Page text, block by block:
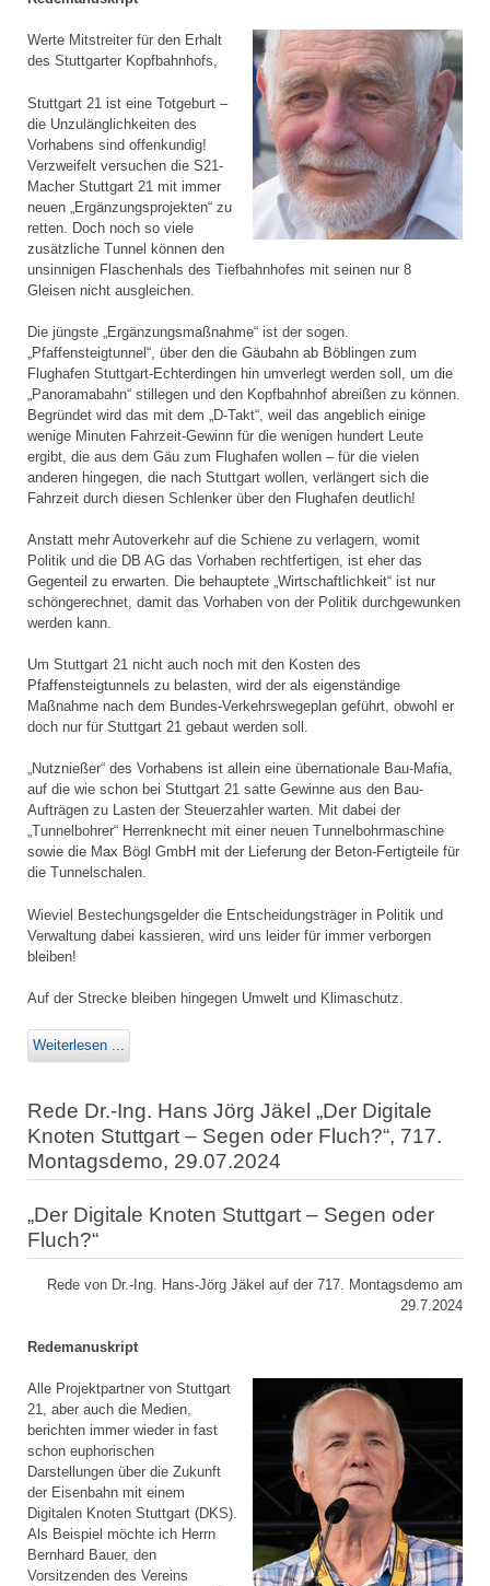
Werte Mitstreiter für den Erhalt
des Stuttgarter Kopfbahnhofs,
Stuttgart 21 ist eine Totgeburt –
die Unzulänglichkeiten des
Vorhabens sind offenkundig!
Verzweifelt versuchen die S21-
Macher Stuttgart 21 mit immer
neuen „Ergänzungsprojekten“ zu
retten. Doch noch so viele
zusätzliche Tunnel können den
unsinnigen Flaschenhals des Tiefbahnhofes mit seinen nur 8
Gleisen nicht ausgleichen.
Die jüngste „Ergänzungsmaßnahme“ ist der sogen.
„Pfaffensteigtunnel“, über den die Gäubahn ab Böblingen zum
Flughafen Stuttgart-Echterdingen hin umverlegt werden soll, um die
„Panoramabahn“ stillegen und den Kopfbahnhof abreißen zu können.
Begründet wird das mit dem „D-Takt“, weil das angeblich einige
wenige Minuten Fahrzeit-Gewinn für die wenigen hundert Leute
ergibt, die aus dem Gäu zum Flughafen wollen – für die vielen
anderen hingegen, die nach Stuttgart wollen, verlängert sich die
Fahrzeit durch diesen Schlenker über den Flughafen deutlich!
Anstatt mehr Autoverkehr auf die Schiene zu verlagern, womit
Politik und die DB AG das Vorhaben rechtfertigen, ist eher das
Gegenteil zu erwarten. Die behauptete „Wirtschaftlichkeit“ ist nur
schöngerechnet, damit das Vorhaben von der Politik durchgewunken
werden kann.
Um Stuttgart 21 nicht auch noch mit den Kosten des
Pfaffensteigtunnels zu belasten, wird der als eigenständige
Maßnahme nach dem Bundes-Verkehrswegeplan geführt, obwohl er
doch nur für Stuttgart 21 gebaut werden soll.
„Nutznießer“ des Vorhabens ist allein eine übernationale Bau-Mafia,
auf die wie schon bei Stuttgart 21 satte Gewinne aus den Bau-
Aufträgen zu Lasten der Steuerzahler warten. Mit dabei der
„Tunnelbohrer“ Herrenknecht mit einer neuen Tunnelbohrmaschine
sowie die Max Bögl GmbH mit der Lieferung der Beton-Fertigteile für
die Tunnelschalen.
Wieviel Bestechungsgelder die Entscheidungsträger in Politik und
Verwaltung dabei kassieren, wird uns leider für immer verborgen
bleiben!
Auf der Strecke bleiben hingegen Umwelt und Klimaschutz.
Weiterlesen ...
Rede Dr.-Ing. Hans Jörg Jäkel „Der Digitale
Knoten Stuttgart – Segen oder Fluch?“, 717.
Montagsdemo, 29.07.2024
„Der Digitale Knoten Stuttgart – Segen oder
Fluch?“
Rede von Dr.-Ing. Hans-Jörg Jäkel auf der 717. Montagsdemo am
29.7.2024
Redemanuskript
Alle Projektpartner von Stuttgart
21, aber auch die Medien,
berichten immer wieder in fast
schon euphorischen
Darstellungen über die Zukunft
der Eisenbahn mit einem
Digitalen Knoten Stuttgart (DKS).
Als Beispiel möchte ich Herrn
Bernhard Bauer, den
Vorsitzenden des Vereins